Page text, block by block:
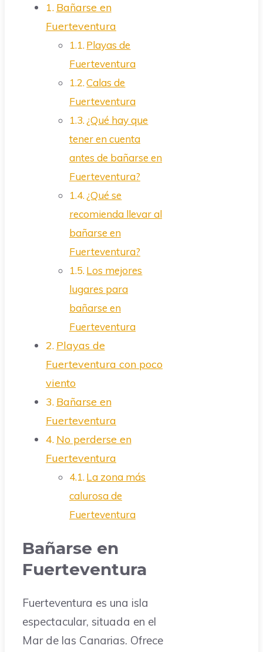
Bañarse en
Fuerteventura
Playas de
Fuerteventura
Calas de
Fuerteventura
¿Qué hay que
tener en cuenta
antes de bañarse en
Fuerteventura?
¿Qué se
recomienda llevar al
bañarse en
Fuerteventura?
Los mejores
lugares para
bañarse en
Fuerteventura
Playas de
Fuerteventura con poco
viento
Bañarse en
Fuerteventura
No perderse en
Fuerteventura
La zona más
calurosa de
Fuerteventura
Bañarse en
Fuerteventura
Fuerteventura es una isla
espectacular, situada en el
Mar de las Canarias. Ofrece